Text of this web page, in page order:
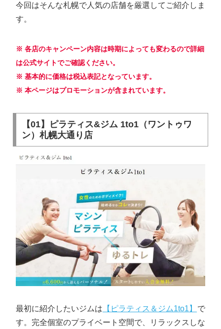
今回はそんな札幌で人気の店舗を厳選してご紹介しま
す。
※ 各店のキャンペーン内容は時期によっても変わるので詳細
は公式サイトでご確認ください。
※ 基本的に価格は税込表記となっています。
※ 本ページはプロモーションが含まれています。
【01】ピラティス&ジム 1to1（ワントゥワ
ン）札幌大通り店
最初に紹介したいジムは 【ピラティス＆ジム1to1】
で
す。完全個室のプライベート空間で、リラックスしな